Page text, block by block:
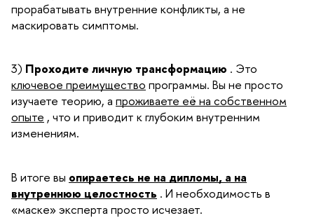
прорабатывать внутренние конфликты, а не
маскировать симптомы.
3) Проходите личную трансформацию . Это
ключевое преимущество программы. Вы не просто
изучаете теорию, а проживаете её на собственном
опыте , что и приводит к глубоким внутренним
изменениям.
В итоге вы опираетесь не на дипломы, а на
внутреннюю целостность . И необходимость в
«маске» эксперта просто исчезает.